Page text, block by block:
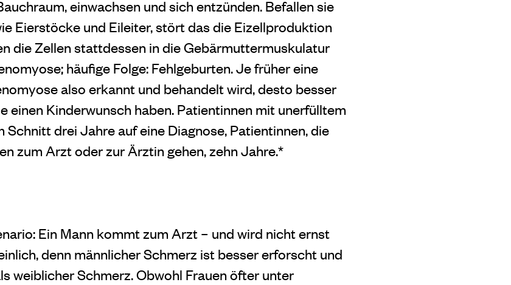
einwachsen und sich entzünden. Befallen sie
Eierstöcke und Eileiter, stört das die Eizellproduktion
die Zellen stattdessen in die Gebärmuttermuskulatur
häufige Folge: Fehlgeburten. Je früher eine
also erkannt und behandelt wird, desto besser
einen Kinderwunsch haben. Patientinnen mit unerfülltem
Schnitt drei Jahre auf eine Diagnose, Patientinnen, die
zum Arzt oder zur Ärztin gehen, zehn Jahre.*
Ein Mann kommt zum Arzt – und wird nicht ernst
denn männlicher Schmerz ist besser erforscht und
weiblicher Schmerz. Obwohl Frauen öfter unter